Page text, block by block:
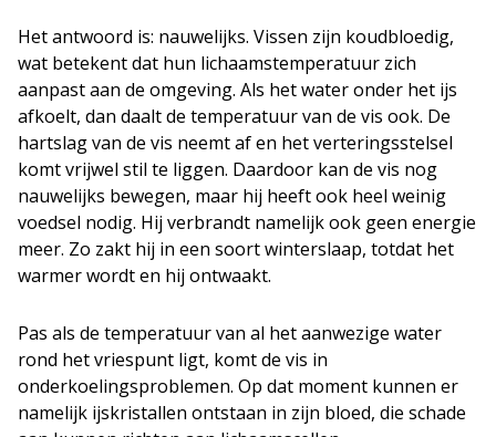
Het antwoord is: nauwelijks. Vissen zijn koudbloedig,
wat betekent dat hun lichaamstemperatuur zich
aanpast aan de omgeving. Als het water onder het ijs
afkoelt, dan daalt de temperatuur van de vis ook. De
hartslag van de vis neemt af en het verteringsstelsel
komt vrijwel stil te liggen. Daardoor kan de vis nog
nauwelijks bewegen, maar hij heeft ook heel weinig
voedsel nodig. Hij verbrandt namelijk ook geen energie
meer. Zo zakt hij in een soort winterslaap, totdat het
warmer wordt en hij ontwaakt.
Pas als de temperatuur van al het aanwezige water
rond het vriespunt ligt, komt de vis in
onderkoelingsproblemen. Op dat moment kunnen er
namelijk ijskristallen ontstaan in zijn bloed, die schade